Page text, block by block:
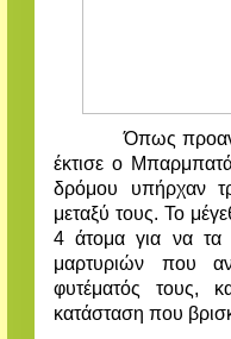
Όπως
έκτισε ο
δρόμου υπήρχαν
μεταξύ τους. Το
4 άτομα για να τα
μαρτυριών που
φυτέματός τους,
κατάσταση που